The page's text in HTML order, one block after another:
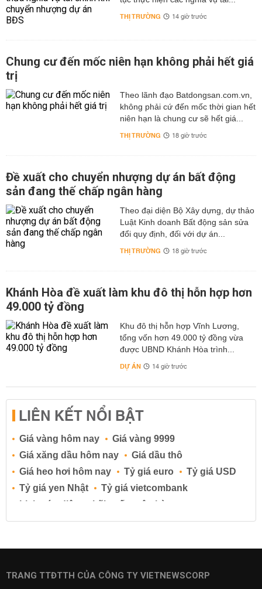
THỊ TRƯỜNG 14 giờ trước
Chung cư đến mốc niên hạn không phải hết giá
trị
Theo lãnh đạo Batdongsan.com.vn,
không phải cứ đến mốc thời gian hết
niên hạn là chung cư sẽ hết giá...
THỊ TRƯỜNG 18 giờ trước
Đề xuất cho chuyển nhượng dự án bất động
sản đang thế chấp ngân hàng
Theo đại diện Bộ Xây dựng, dự thảo
Luật Kinh doanh Bất động sản sửa
đổi quy định, đối với dự án...
THỊ TRƯỜNG 18 giờ trước
Khánh Hòa đề xuất làm khu đô thị hỗn hợp hơn
49.000 tỷ đồng
Khu đô thị hỗn hợp Vĩnh Lương,
tổng vốn hơn 49.000 tỷ đồng vừa
được UBND Khánh Hòa trình...
DỰ ÁN 14 giờ trước
LIÊN KẾT NỔI BẬT
Giá vàng hôm nay
Giá vàng 9999
Giá xăng dầu hôm nay
Giá dầu thô
Giá heo hơi hôm nay
Tỷ giá euro
Tỷ giá USD
Tỷ giá yen Nhật
Tỷ giá vietcombank
Lịch cúp điện
Lãi suất ngân hàng
Lãi suất tiết kiệm
Lãi suất tiền gửi
Lãi suất ngân hàng BIDV
TRANG TTĐTTH CỦA CÔNG TY VIETNEWSCORP